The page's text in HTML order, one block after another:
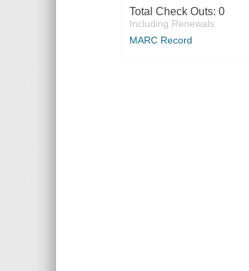
Total Check Outs: 0
Including Renewals
MARC Record